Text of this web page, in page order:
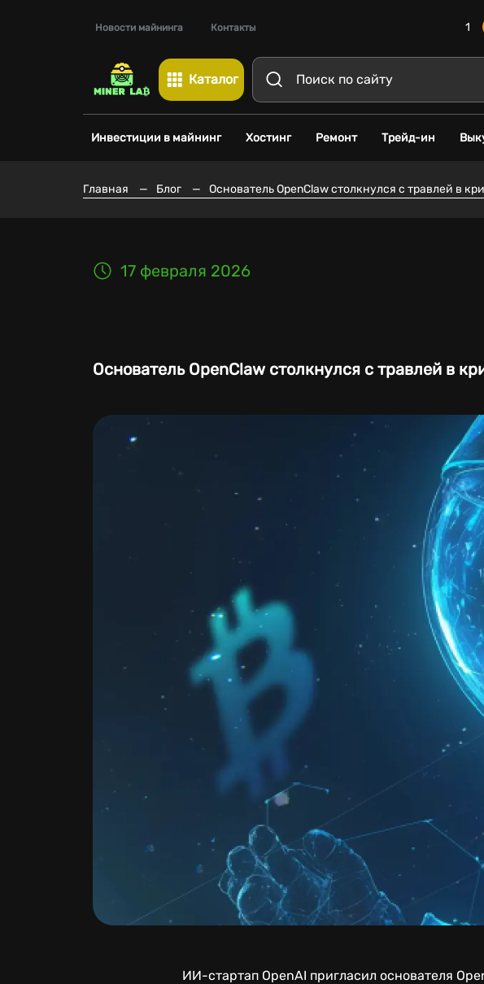
Новости майнинга Контакты 1
Каталог
Инвестиции в майнинг Хостинг Ремонт Трейд-ин
Главная — Блог — Основатель OpenClaw столкнулся с травлей в
17 февраля 2026
Основатель OpenClaw столкнулся с травлей в
ИИ-стартап OpenAI пригласил основателя